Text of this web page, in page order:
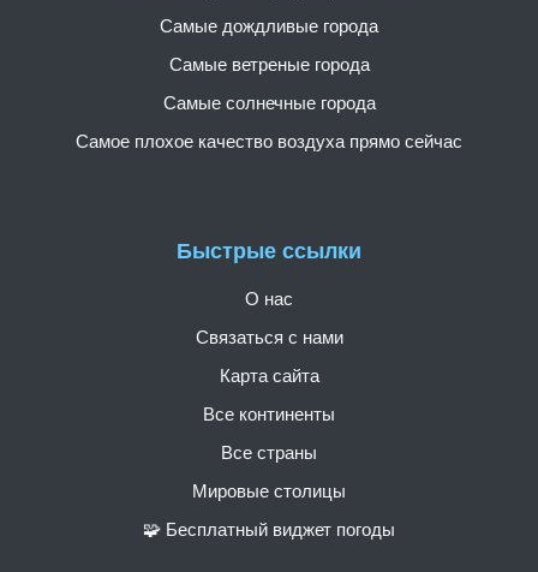
Быстрые ссылки
О нас
Связаться с нами
Карта сайта
Все континенты
Все страны
Мировые столицы
🧩 Бесплатный виджет погоды
Самые дождливые города
Самые ветреные города
Самые солнечные города
Самое плохое качество воздуха прямо сейчас